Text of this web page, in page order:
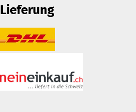
Lieferung